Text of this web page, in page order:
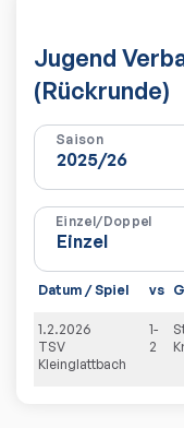
Jugend
(Rückrunde)
Saison
Einzel/Doppel
Datum / Spiel vs
1.2.2026
TSV
Kleinglattbach
1-
2